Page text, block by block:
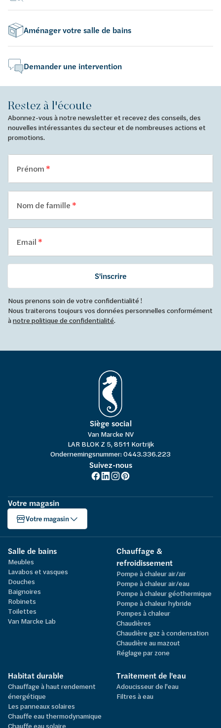
Aménager votre salle de bains
Demander une intervention
Restez à l'écoute
Abonnez-vous à notre newsletter et recevez des conseils, des
nouvelles intéressantes du secteur et de nombreuses actions et
promotions.
Prénom
Nom de famille
Email
S'inscrire
Nous prenons soin de votre confidentialité !
Nous traiterons toujours vos données personnelles conformément
ànotre politique de confidentialité.
Siège social
Van Marcke NV
LAR BLOK Z 5, 8511 Kortrijk
Ondernemingsnummer: 0443.336.223
Suivez-nous
Votre magasin
Votre magasin
Salle de bains
Meubles
Lavabos et vasques
Douches
Baignoires
Robinets
Toilettes
Van Marcke Lab
Chauffage &
refroidissement
Pompe à chaleur air/air
Pompe à chaleur air/eau
Pompe à chaleur géothermique
Pompe à chaleur hybride
Pompes à chaleur
Chaudières
Chaudière gaz à condensation
Chaudière au mazout
Réglage par zone
Habitat durable
Chauffage à haut rendement
énergétique
Les panneaux solaires
Chauffe eau thermodynamique
Chauffe eau solaire
Traitement de l'eau
Adoucisseur de l'eau
Filtres à eau